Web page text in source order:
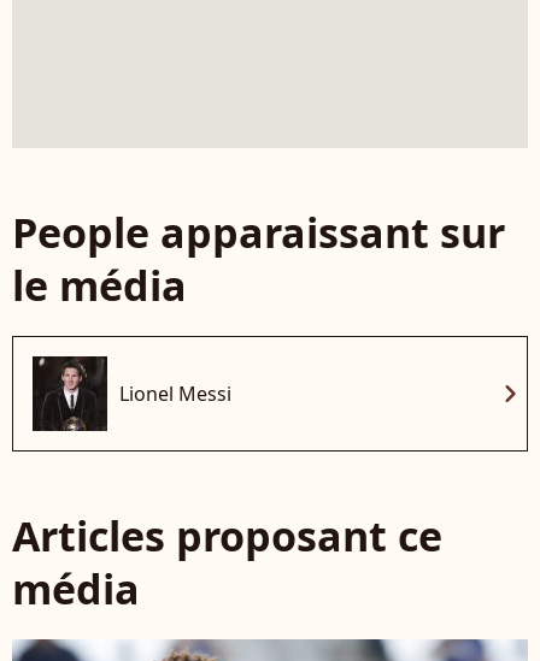
People apparaissant sur
le média
Lionel Messi chevron_right
Articles proposant ce
média